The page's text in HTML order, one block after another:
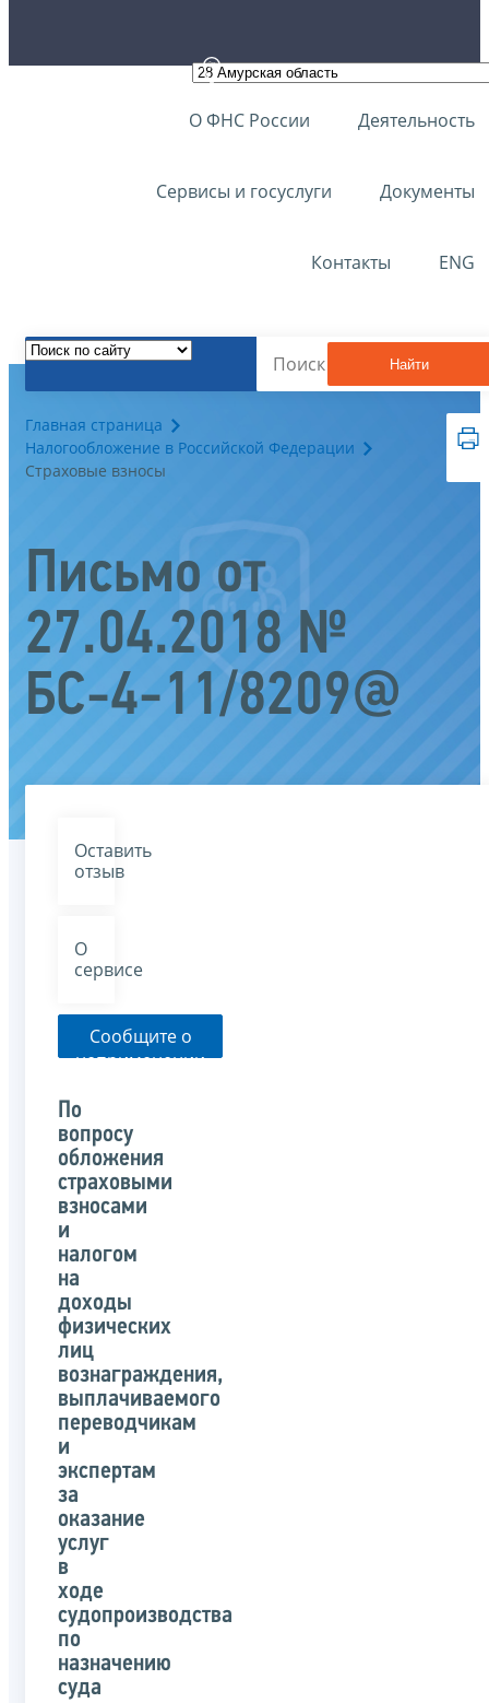
О ФНС России Деятельность
Сервисы и госуслуги Документы
Контакты ENG
Найти
Главная страница
Налогообложение в Российской Федерации
Страховые взносы
Письмо от
27.04.2018 №
БС-4-11/8209@
Оставить
отзыв
О
сервисе
Сообщите о
неприменении
указанного
письма
По
вопросу
обложения
страховыми
взносами
и
налогом
на
доходы
физических
лиц
вознаграждения,
выплачиваемого
переводчикам
и
экспертам
за
оказание
услуг
в
ходе
судопроизводства
по
назначению
суда